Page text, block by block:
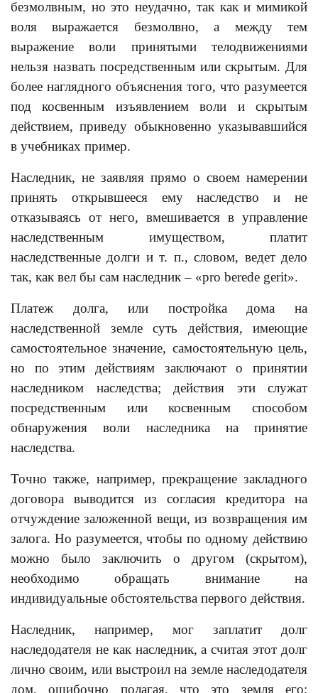
безмолвным, но это неудачно, так как и мимикой
воля выражается безмолвно, a между тем
выражение воли принятыми телодвижениями
нельзя назвать посредственным или скрытым. Для
более наглядного объяснения того, что разумеется
под косвенным изъявлением воли и скрытым
действием, приведу обыкновенно указывавшийся
в учебниках пример.
Наследник, не заявляя прямо о своем намерении
принять открывшееся ему наследство и не
отказываясь от него, вмешивается в управление
наследственным имуществом, платит
наследственные долги и т. п., словом, ведет дело
так, как вел бы сам наследник – «pro berede gerit».
Платеж долга, или постройка дома на
наследственной земле суть действия, имеющие
самостоятельное значение, самостоятельную цель,
но по этим действиям заключают о принятии
наследником наследства; действия эти служат
посредственным или косвенным способом
обнаружения воли наследника на принятие
наследства.
Точно также, например, прекращение закладного
договора выводится из согласия кредитора на
отчуждение заложенной вещи, из возвращения им
залога. Но разумеется, чтобы по одному действию
можно было заключить о другом (скрытом),
необходимо обращать внимание на
индивидуальные обстоятельства первого действия.
Наследник, например, мог заплатит долг
наследодателя не как наследник, a считая этот долг
лично своим, или выстроил на земле наследодателя
дом, ошибочно полагая, что это земля его;